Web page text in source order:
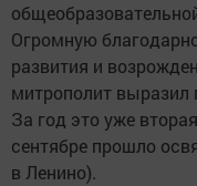
Огромную
развития и
митрополит выразил
За год это уже
сентябре прошло
в Ленино).